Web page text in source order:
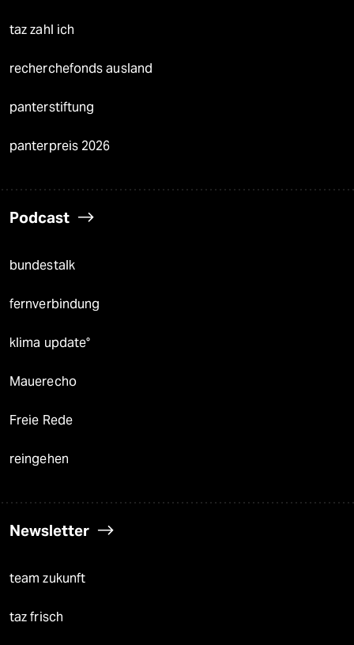
taz zahl ich
recherchefonds ausland
panterstiftung
panterpreis 2026
Podcast
bundestalk
fernverbindung
klima update°
Mauerecho
Freie Rede
reingehen
Newsletter
team zukunft
taz frisch